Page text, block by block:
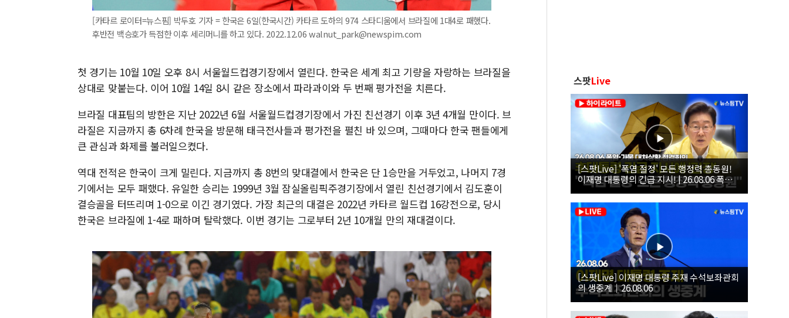
[카타르 로이터=뉴스핌] 박두호 기자 = 한국은 6일(한국시간) 카타르 도하의 974 스타디움에서 브라질에 1대4로 패했다.
후반전 백승호가 득점한 이후 세리머니를 하고 있다. 2022.12.06 walnut_park@newspim.com
첫 경기는 10월 10일 오후 8시 서울월드컵경기장에서 열린다. 한국은 세계 최고 기량을 자랑하는 브라질을
상대로 맞붙는다. 이어 10월 14일 8시 같은 장소에서 파라과이와 두 번째 평가전을 치른다.
브라질 대표팀의 방한은 지난 2022년 6월 서울월드컵경기장에서 가진 친선경기 이후 3년 4개월 만이다. 브
라질은 지금까지 총 6차례 한국을 방문해 태극전사들과 평가전을 펼친 바 있으며, 그때마다 한국 팬들에게
큰 관심과 화제를 불러일으켰다.
역대 전적은 한국이 크게 밀린다. 지금까지 총 8번의 맞대결에서 한국은 단 1승만을 거두었고, 나머지 7경
기에서는 모두 패했다. 유일한 승리는 1999년 3월 잠실올림픽주경기장에서 열린 친선경기에서 김도훈이
결승골을 터뜨리며 1-0으로 이긴 경기였다. 가장 최근의 대결은 2022년 카타르 월드컵 16강전으로, 당시
한국은 브라질에 1-4로 패하며 탈락했다. 이번 경기는 그로부터 2년 10개월 만의 재대결이다.
스팟Live
[스팟Live] '폭염 절정' 모든 행정력 총동원!
이재명 대통령의 긴급 지시! | 26.08.06 폭염•
가뭄 대처상황 점검회의
[스팟Live] 이재명 대통령 주재 수석보좌관회
의 생중계｜26.08.06